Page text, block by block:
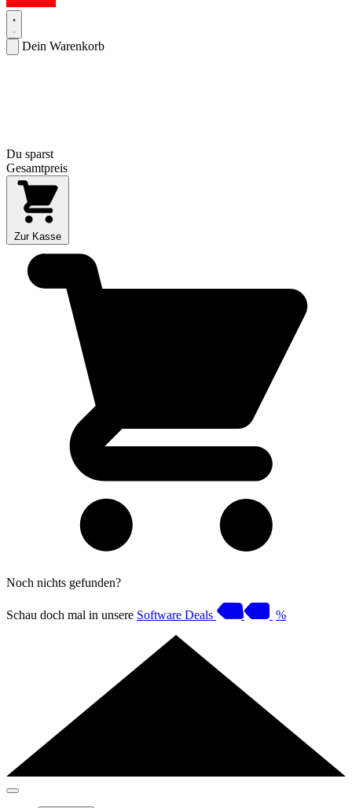
Dein Warenkorb
Du sparst
Gesamtpreis
Zur Kasse
Noch nichts gefunden?
Schau doch mal in unsere Software Deals %